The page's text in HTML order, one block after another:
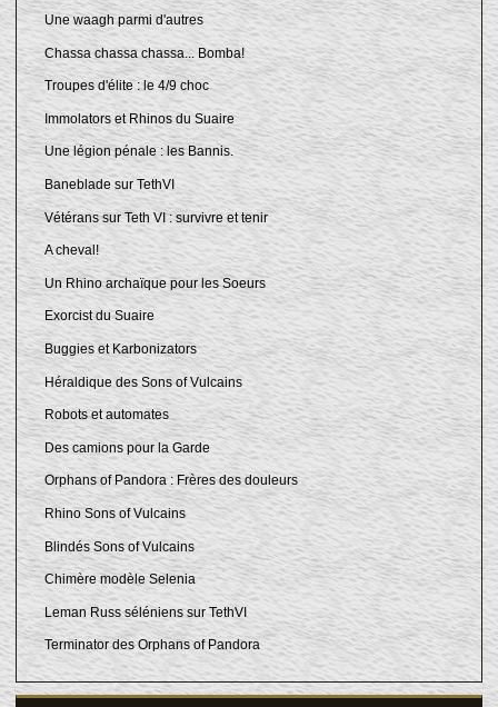
Une waagh parmi d'autres
Chassa chassa chassa... Bomba!
Troupes d'élite : le 4/9 choc
Immolators et Rhinos du Suaire
Une légion pénale : les Bannis.
Baneblade sur TethVI
Vétérans sur Teth VI : survivre et tenir
A cheval!
Un Rhino archaïque pour les Soeurs
Exorcist du Suaire
Buggies et Karbonizators
Héraldique des Sons of Vulcains
Robots et automates
Des camions pour la Garde
Orphans of Pandora : Frères des douleurs
Rhino Sons of Vulcains
Blindés Sons of Vulcains
Chimère modèle Selenia
Leman Russ séléniens sur TethVI
Terminator des Orphans of Pandora